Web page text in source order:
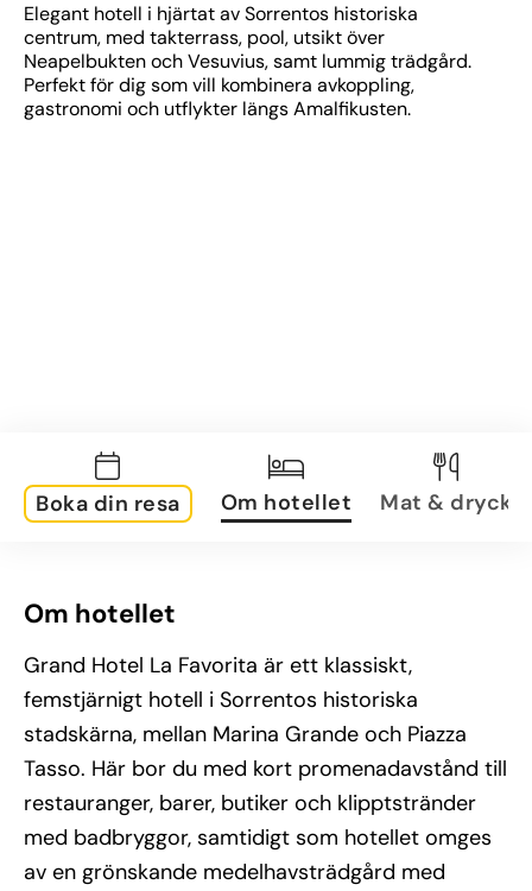
Elegant hotell i hjärtat av Sorrentos historiska
centrum, med takterrass, pool, utsikt över
Neapelbukten och Vesuvius, samt lummig trädgård.
Perfekt för dig som vill kombinera avkoppling,
gastronomi och utflykter längs Amalfikusten.
Boka din resa Om hotellet Mat & dryck
Om hotellet
Grand Hotel La Favorita är ett klassiskt,
femstjärnigt hotell i Sorrentos historiska
stadskärna, mellan Marina Grande och Piazza
Tasso. Här bor du med kort promenadavstånd till
restauranger, barer, butiker och klipptstränder
med badbryggor, samtidigt som hotellet omges
av en grönskande medelhavsträdgård med